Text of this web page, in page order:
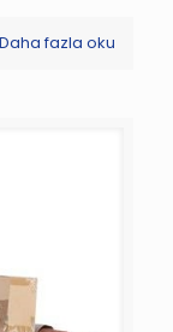
Daha fazla oku